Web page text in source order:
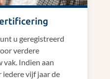
u geregistreerd
verdere
vak. Indien aan
vijf jaar de